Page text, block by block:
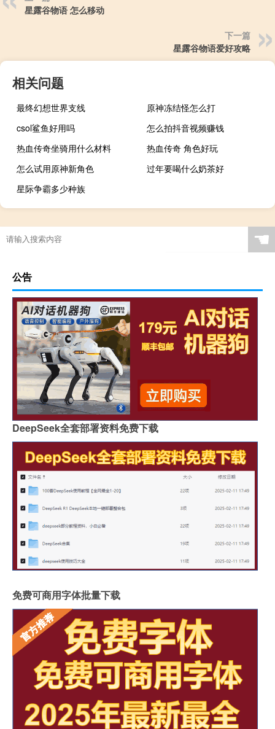
星露谷物语 怎么移动
下一篇
星露谷物语爱好攻略
相关问题
最终幻想世界支线
原神冻结怪怎么打
csol鲨鱼好用吗
怎么拍抖音视频赚钱
热血传奇坐骑用什么材料
热血传奇 角色好玩
怎么试用原神新角色
过年要喝什么奶茶好
星际争霸多少种族
☚
公告
DeepSeek全套部署资料免费下载
免费可商用字体批量下载